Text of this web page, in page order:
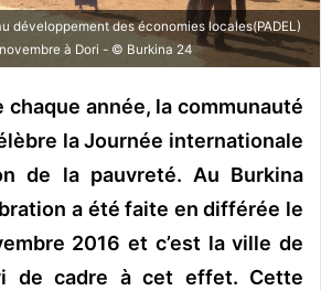
u
r
e
développement des économies locales(PADEL)
à Dori - © Burkina 24
chaque année, la communauté
la Journée internationale
de la pauvreté. Au Burkina
a été faite en différée le
2016 et c’est la ville de
de cadre à cet effet. Cette